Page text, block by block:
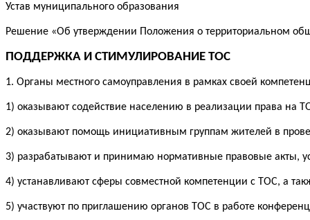
Устав муниципального образования
Решение «Об утверждении Положения о территориальном
ПОДДЕРЖКА И СТИМУЛИРОВАНИЕ ТОС
1. Органы местного самоуправления в рамках своей
1) оказывают содействие населению в реализации права на
2) оказывают помощь инициативным группам жителей в
3) разрабатывают и принимаю нормативные правовые акты,
4) устанавливают сферы совместной компетенции с ТОС, а
5) участвуют по приглашению органов ТОС в работе